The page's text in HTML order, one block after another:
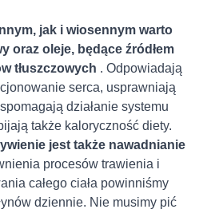
jak i wiosennym warto
oraz oleje, będące źródłem
tłuszczowych . Odpowiadają
serca, usprawniają
działanie systemu
także kaloryczność diety.
jest także nawadnianie
procesów trawienia i
całego ciała powinniśmy
dziennie. Nie musimy pić